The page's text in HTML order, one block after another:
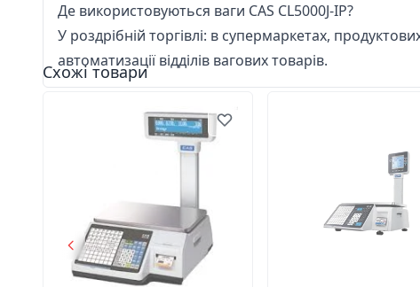
Де використовуються ваги CAS CL5000J-IP?
У роздрібній торгівлі: в супермаркетах,
автоматизації відділів вагових товарів.
Схожі товари